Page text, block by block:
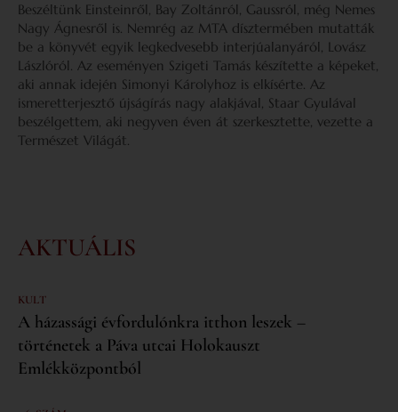
Beszéltünk Einsteinről, Bay Zoltánról, Gaussról, még Nemes
Nagy Ágnesről is. Nemrég az MTA dísztermében mutatták
be a könyvét egyik legkedvesebb interjúalanyáról, Lovász
Lászlóról. Az eseményen Szigeti Tamás készítette a képeket,
aki annak idején Simonyi Károlyhoz is elkísérte. Az
ismeretterjesztő újságírás nagy alakjával, Staar Gyulával
beszélgettem, aki negyven éven át szerkesztette, vezette a
Természet Világát.
AKTUÁLIS
KULT
A házassági évfordulónkra itthon leszek –
történetek a Páva utcai Holokauszt
Emlékközpontból